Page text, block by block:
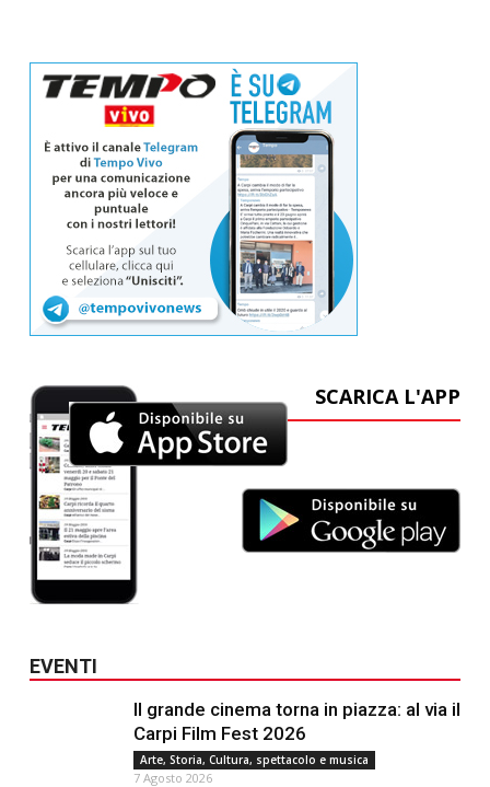
SCARICA L'APP
EVENTI
Il grande cinema torna in piazza: al via il
Carpi Film Fest 2026
Arte, Storia, Cultura, spettacolo e musica
7 Agosto 2026